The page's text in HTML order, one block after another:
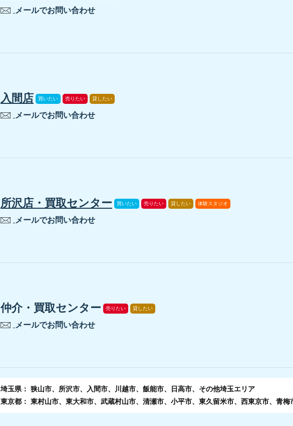
メールでお問い合わせ
入間店 買いたい 売りたい 貸したい
メールでお問い合わせ
所沢店・買取センター 買いたい 売りたい 貸したい 体験スタジオ
メールでお問い合わせ
仲介・買取センター 売りたい 貸したい
メールでお問い合わせ
埼玉県： 狭山市、所沢市、入間市、川越市、飯能市、日高市、その他埼玉エリア
東京都： 東村山市、東大和市、武蔵村山市、清瀬市、小平市、東久留米市、西東京市、青